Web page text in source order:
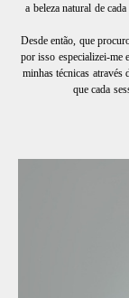
a beleza natural de
Desde então, que
por isso especializei-me
minhas técnicas através
que cada